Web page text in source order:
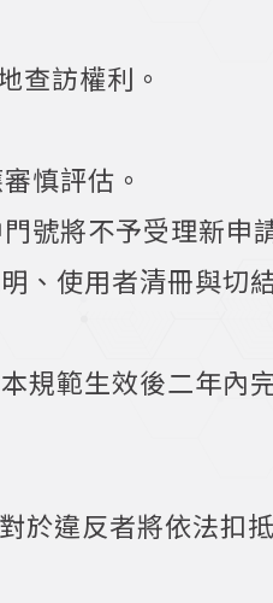
查訪權利。
慎評估。
號將不予受理新申
、使用者清冊與切
規範生效後二年內
於違反者將依法扣